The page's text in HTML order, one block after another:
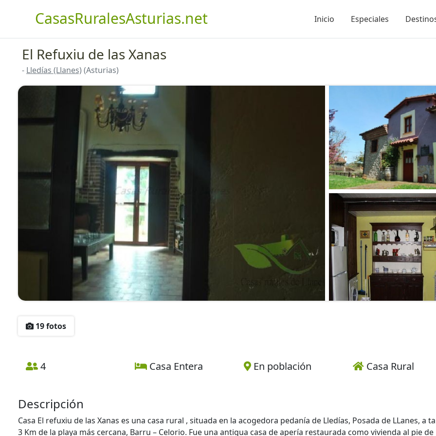
CasasRuralesAsturias.net Inicio Especiales
El Refuxiu de las Xanas
- Lledías (Llanes) (Asturias)
19 fotos
4 Casa Entera En población Casa Rural
Descripción
Casa El refuxiu de las Xanas es una casa rural , situada en la acogedora pedanía de Lledías, Posada de LLanes, a
3 Km de la playa más cercana, Barru – Celorio. Fue una antigua casa de apería restaurada como vivienda al pie de